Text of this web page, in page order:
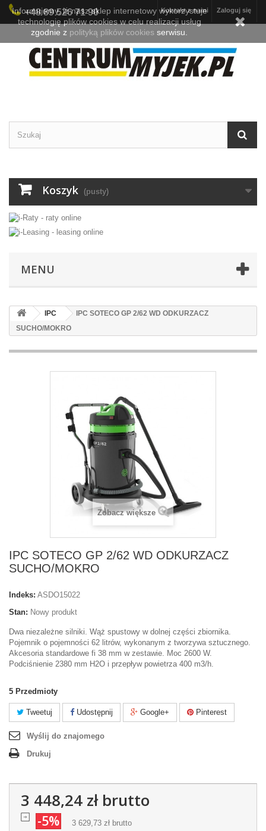
Zaloguj się
Kontakt z nami
+48 89 526 71 90
Koszyk (pusty)
MENU
IPC
IPC SOTECO GP 2/62 WD ODKURZACZ
SUCHO/MOKRO
Zobacz większe
IPC SOTECO GP 2/62 WD ODKURZACZ
SUCHO/MOKRO
Indeks: ASDO15022
Stan: Nowy produkt
Dwa niezależne silniki. Wąż spustowy w dolnej części zbiornika.
Pojemnik o pojemności 62 litrów, wykonanym z tworzywa sztucznego.
Akcesoria standardowe fi 38 mm w zestawie. Moc 2600 W.
Podciśnienie 2380 mm H2O i przepływ powietrza 400 m3/h.
5 Przedmioty
Tweetuj Udostępnij Google+ Pinterest
Wyślij do znajomego
Drukuj
3 448,24 złbrutto
-5% 3 629,73 zł brutto
Informujemy, iż nasz sklep internetowy wykorzystuje
technologię plików cookies w celu realizacji usług
zgodnie z polityką plików cookies serwisu.